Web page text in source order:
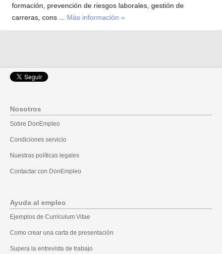
formación, prevención de riesgos laborales, gestión de
carreras, cons ... Más información »
Nosotros
Sobre DonEmpleo
Condiciones servicio
Nuestras políticas legales
Contactar con DonEmpleo
Ayuda al empleo
Ejemplos de Currículum Vitae
Como crear una carta de presentación
Supera la entrevista de trabajo